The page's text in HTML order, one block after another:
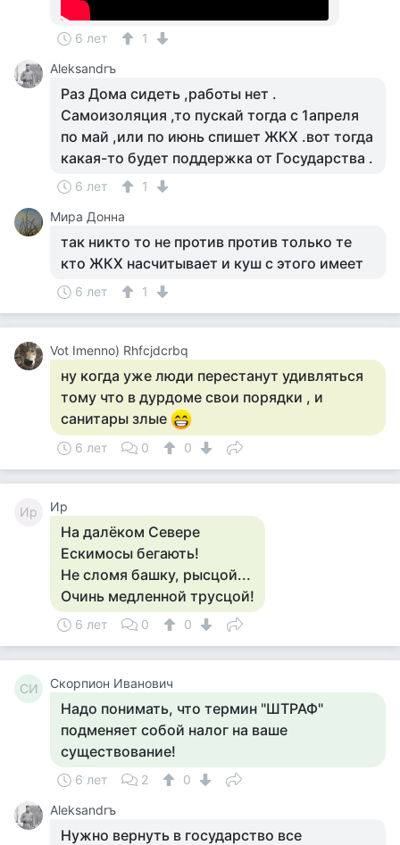
6 лет
1
Aleksandrъ
Раз Дома сидеть ,работы нет .
Самоизоляция ,то пускай тогда с 1апреля
по май ,или по июнь спишет ЖКХ .вот тогда
какая-то будет поддержка от Государства .
6 лет
1
Мира Донна
так никто то не против против только те
кто ЖКХ насчитывает и куш с этого имеет
6 лет 1
Vot Imenno) Rhfcjdcrbq
ну когда уже люди перестанут удивляться
тому что в дурдоме свои порядки , и
санитары злые
6 лет 0 0
Ир Ир
На далёком Севере
Ескимосы бегають!
Не сломя башку, рысцой...
Очинь медленной трусцой!
6 лет 0 0
СИ Скорпион Иванович
Надо понимать, что термин "ШТРАФ"
подменяет собой налог на ваше
существование!
6 лет 2
0
Aleksandrъ
Нужно вернуть в государство все